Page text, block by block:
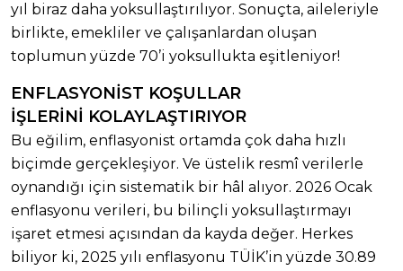
yıl biraz daha yoksullaştırılıyor. Sonuçta, aileleriyle
birlikte, emekliler ve çalışanlardan oluşan
toplumun yüzde 70’i yoksullukta eşitleniyor!
ENFLASYONİST KOŞULLAR
İŞLERİNİ KOLAYLAŞTIRIYOR
Bu eğilim, enflasyonist ortamda çok daha hızlı
biçimde gerçekleşiyor. Ve üstelik resmî verilerle
oynandığı için sistematik bir hâl alıyor. 2026 Ocak
enflasyonu verileri, bu bilinçli yoksullaştırmayı
işaret etmesi açısından da kayda değer. Herkes
biliyor ki, 2025 yılı enflasyonu TÜİK’in yüzde 30.89